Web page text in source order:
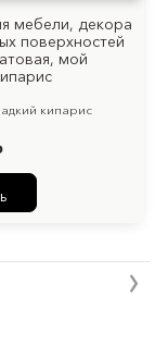
мебели, декора
поверхностей
мой
кипарис